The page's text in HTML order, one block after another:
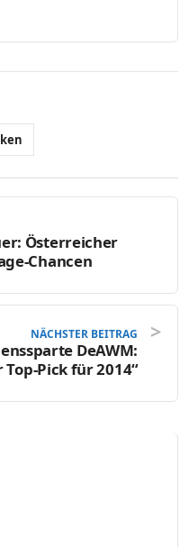
Österreicher
Chancen
NÄCHSTER BEITRAG
DeAWM:
Pick für 2014“